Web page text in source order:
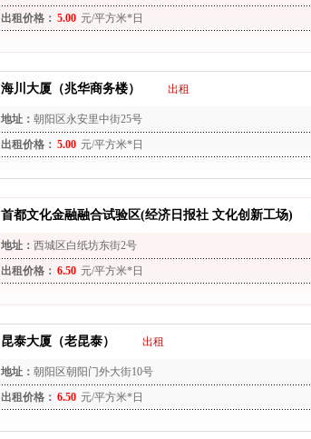
出租价格： 5.00 元/平方米*日
海川大厦（兆华商务楼） 出租
地址： 朝阳区永安里中街25号
出租价格： 5.00 元/平方米*日
首都文化金融融合试验区(经济日报社 文化创新工场)
地址： 西城区白纸坊东街2号
出租价格： 6.50 元/平方米*日
昆泰大厦（老昆泰） 出租
地址： 朝阳区朝阳门外大街10号
出租价格： 6.50 元/平方米*日